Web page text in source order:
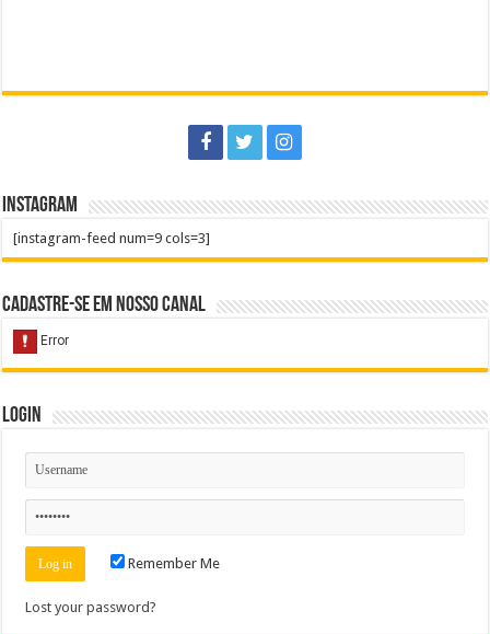
Instagram
[instagram-feed num=9 cols=3]
Cadastre-se em nosso Canal
Login
Remember Me
Lost your password?